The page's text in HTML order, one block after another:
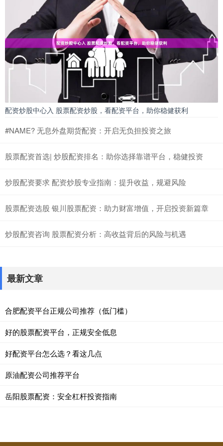
配资炒股中心入 股票配资炒股，看配资平台，助你稳健获利
#NAME? 无息外盘期货配资：开启无负担投资之旅
股票配资首选| 炒股配资排名：助你选择靠谱平台，稳健投资
炒股配资要求 配资炒股专业指南：提升收益，规避风险
股票配资选股 银川股票配资：助力财富增值，开启投资新篇章
炒股配资咨询 股票配资分析：高收益背后的风险与机遇
最新文章
合肥配资平台正规公司推荐（低门槛）
好的股票配资平台，正规安全低息
好配资平台怎么选？看这几点
原油配资公司推荐平台
岳阳股票配资：安全杠杆投资指南